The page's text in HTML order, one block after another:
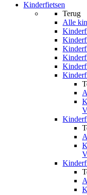
Kinderfietsen
Terug
Alle